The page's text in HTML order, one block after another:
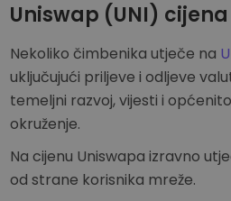
Uniswap (UNI) cijena
Nekoliko čimbenika utječe na
uključujući priljeve i odljeve
temeljni razvoj, vijesti i
okruženje.
Na cijenu Uniswapa izravno
od strane korisnika mreže.